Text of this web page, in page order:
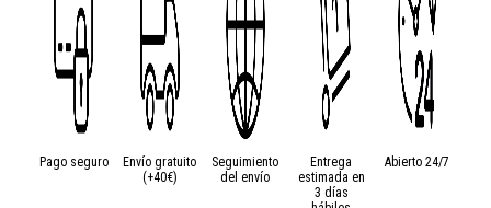
Pago seguro
Envío gratuito
(+40€)
Seguimiento
del envío
Entrega
estimada en
3 días
Abierto 24/7